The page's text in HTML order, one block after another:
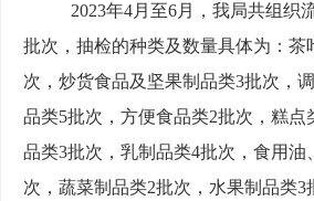
2023年4月至6月，我局共组织
批次， 抽检的种类及数量具体为： 茶
次，炒货食品及坚果制品类3批次，
品类5批次，方便食品类2批次，糕点
品类3批次，乳制品类4批次，食用油
次，蔬菜制品类2批次，水果制品类3